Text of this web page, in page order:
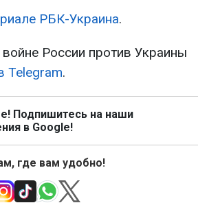
РБК-Украина.
России против Украины
Telegram.
Подпишитесь на наши
в Google!
где вам удобно!